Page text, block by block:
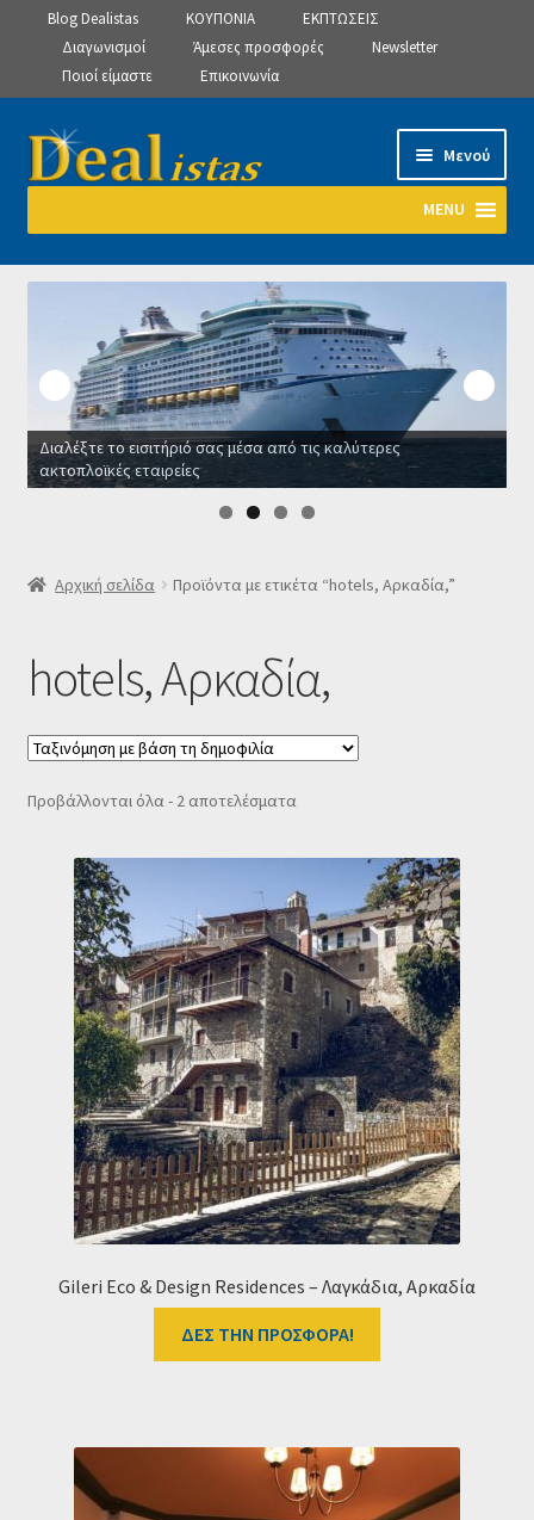
Blog Dealistas ΚΟΥΠΟΝΙΑ
ΕΚΠΤΩΣΕΙΣ
Διαγωνισμοί
Άμεσες προσφορές
Newsletter
Ποιοί είμαστε
Επικοινωνία
Απευθείας
μετάβαση
πλοήγηση
Μετάβαση
σε
Μενού
MENU
Αρχική
Manage Subscriptions
Manage Subscriptions
Manage Subscriptions
SLIDER
Καλάθι
Κατάστημα
Ο λογαριασμός μου
Ταμείο
HOME
Διαλέξτε το εισιτήριό σας μέσα από τις καλύτερες
ακτοπλοϊκές εταιρείες
Αρχική σελίδα Προϊόντα με ετικέτα “hotels, Αρκαδία,”
hotels, Αρκαδία,
Προβάλλονται όλα - 2 αποτελέσματαSorted
Gileri Eco & Design Residences – Λαγκάδια, Αρκαδία
ΔΕΣ ΤΗΝ ΠΡΟΣΦΟΡΑ!